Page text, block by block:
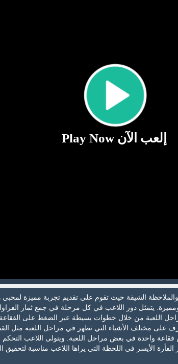
إلعب الآن Play Now
والملاحظة الشيقة حيث تقوم على تقديم تجربة مميزة لمحبي
يتمثل دور اللاعب في كل مرحلة في جمع ثمار
اللعبة من خلال خطوات بسيطة عبر الضغط على
على مختلف الأشياء التي تظهر في مراحل اللعبة مثل
فقاعة واحدة في بعض مراحل اللعبة. ويتولى اللاعب
الأيسر في اللحظة التي يراها اللاعب مناسبة لتحقيق